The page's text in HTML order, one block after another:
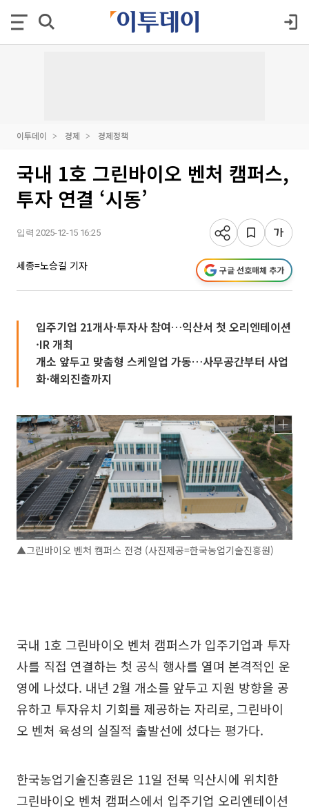
이투데이 경제 경제정책
국내 1호 그린바이오 벤처 캠퍼스,
투자 연결 ‘시동’
입력 2025-12-15 16:25
세종=노승길 기자 구글 선호매체 추가
입주기업 21개사·투자사 참여…익산서 첫 오리엔테이션
·IR 개최
개소 앞두고 맞춤형 스케일업 가동…사무공간부터 사업
화·해외진출까지
▲그린바이오 벤처 캠퍼스 전경 (사진제공=한국농업기술진흥원)
국내 1호 그린바이오 벤처 캠퍼스가 입주기업과 투자
사를 직접 연결하는 첫 공식 행사를 열며 본격적인 운
영에 나섰다. 내년 2월 개소를 앞두고 지원 방향을 공
유하고 투자유치 기회를 제공하는 자리로, 그린바이
오 벤처 육성의 실질적 출발선에 섰다는 평가다.
한국농업기술진흥원은 11일 전북 익산시에 위치한
그린바이오 벤처 캠퍼스에서 입주기업 오리엔테이션